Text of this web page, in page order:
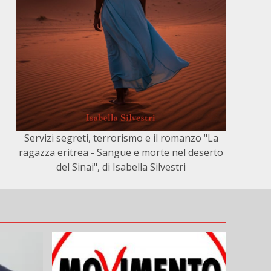
Servizi segreti, terrorismo e il romanzo "La
ragazza eritrea - Sangue e morte nel deserto
del Sinai", di Isabella Silvestri